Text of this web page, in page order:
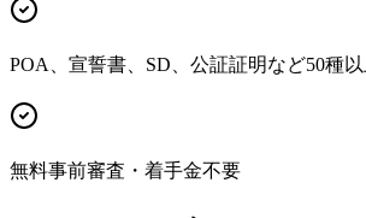
POA、宣誓書、SD、公証証明など50種
無料事前審査・着手金不要